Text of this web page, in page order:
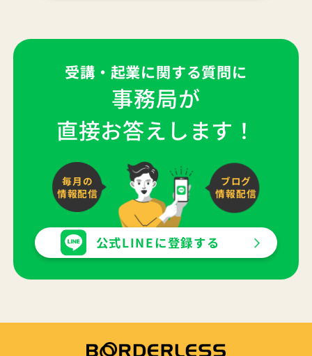
受講・起業に関する質問に
事務局が
直接お答えします！
毎月の
情報配信
ブログ
情報配信
公式LINEに登録する